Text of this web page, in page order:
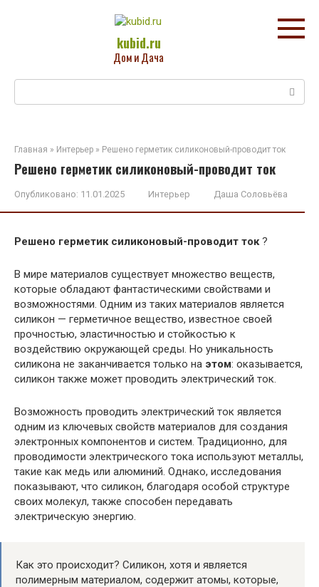
kubid.ru
Дом и Дача
Главная » Интерьер » Решено герметик силиконовый-проводит ток
Решено герметик силиконовый-проводит ток
Опубликовано: 11.01.2025 Интерьер Даша Соловьёва
Решено герметик силиконовый-проводит ток?
В мире материалов существует множество веществ,
которые обладают фантастическими свойствами и
возможностями. Одним из таких материалов является
силикон — герметичное вещество, известное своей
прочностью, эластичностью и стойкостью к
воздействию окружающей среды. Но уникальность
силикона не заканчивается только на этом: оказывается,
силикон также может проводить электрический ток.
Возможность проводить электрический ток является
одним из ключевых свойств материалов для создания
электронных компонентов и систем. Традиционно, для
проводимости электрического тока используют металлы,
такие как медь или алюминий. Однако, исследования
показывают, что силикон, благодаря особой структуре
своих молекул, также способен передавать
электрическую энергию.
Как это происходит? Силикон, хотя и является
полимерным материалом, содержит атомы, которые,